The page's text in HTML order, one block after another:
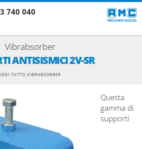
740 040
Vibrabsorber
ANTISISMICI 2V-SR
TUTTO VIBRABSORBER
Questa
gamma di
supporti